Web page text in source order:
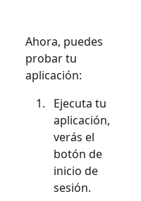
Ahora, puedes
probar tu
aplicación:
Ejecuta tu
aplicación,
verás el
botón de
inicio de
sesión.